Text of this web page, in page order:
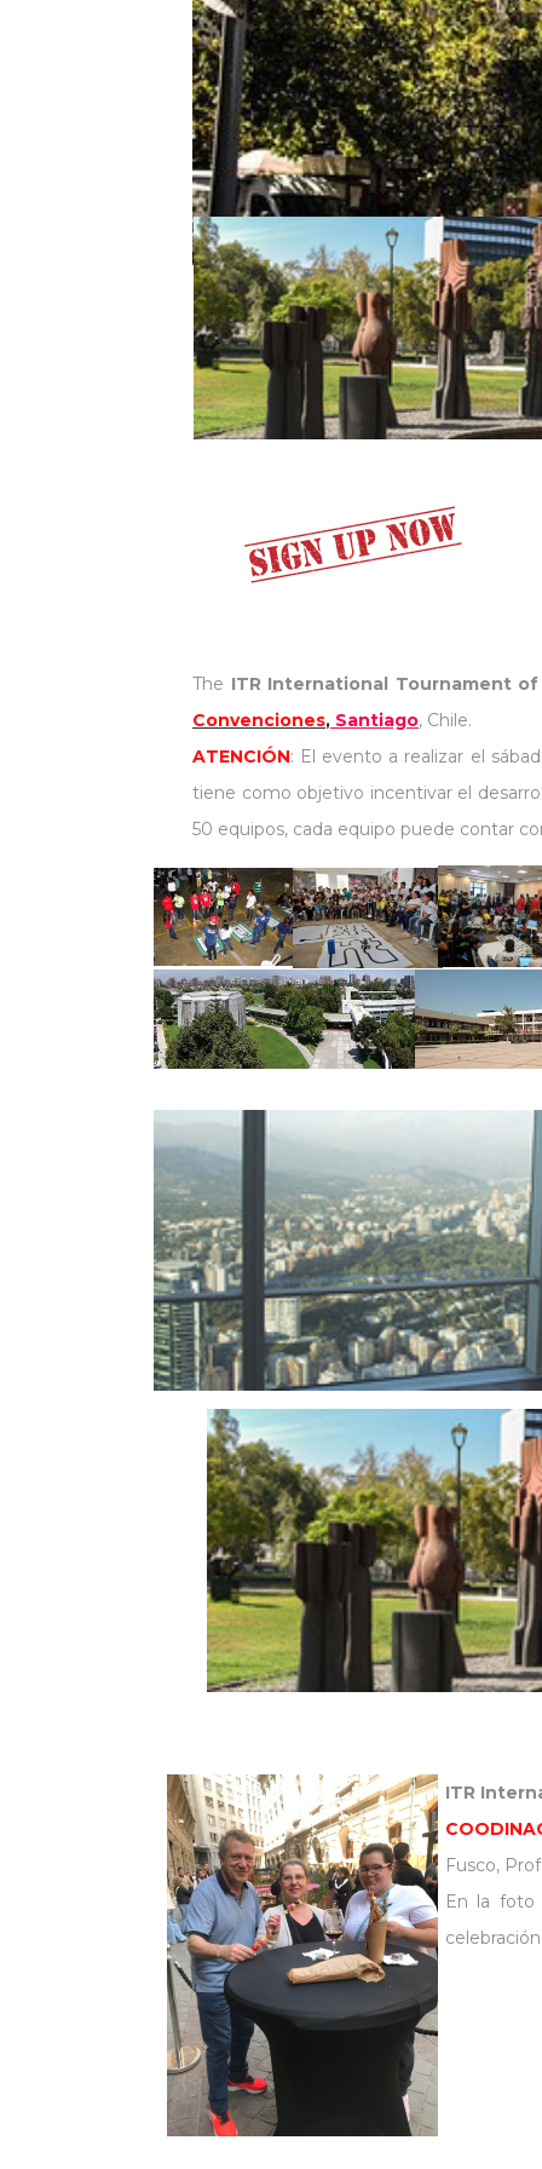
The ITR International Tournament of
Convenciones, Santiago, Chile.
ATENCIÓN: El evento a realizar el
tiene como objetivo incentivar el
50 equipos, cada equipo puede contar
ITR
Fusco,
En la foto